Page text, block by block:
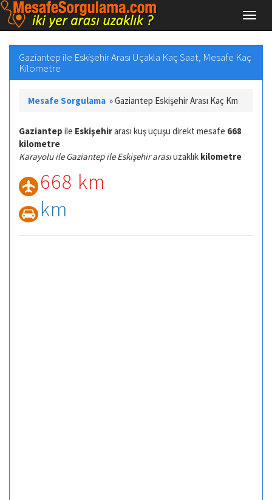
Gaziantep ile Eskişehir Arası Uçakla Kaç Saat, Mesafe Kaç
Kilometre
Mesafe Sorgulama »Gaziantep Eskişehir Arası Kaç Km
Gaziantep ile Eskişehirarası kuş uçuşu direkt mesafe 668
kilometre
Karayolu ile Gaziantep ile Eskişehir arasıuzaklık kilometre
668 km
km